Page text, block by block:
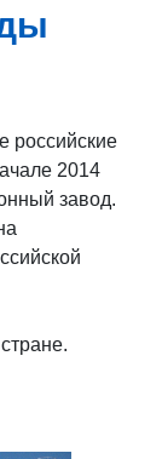
российские
2014
завод.